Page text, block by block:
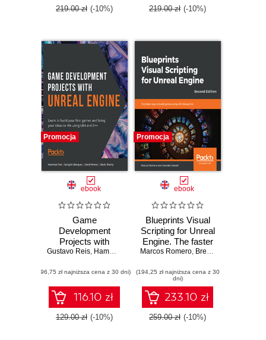
MetaHuman,
219.00 zł (-10%) 219.00 zł (-10%)
Promocja
ebook
Game
Development
Projects with
Unreal Engine.
first games and
bring your ideas to
life using UE4 and
C++
Gustavo Reis, Hammad Fozi ,Gonçalo Marques,David Pereira
(96,75 zł najniższa cena z 30 dni)
116.10 zł
129.00 zł (-10%)
Promocja
ebook
Blueprints Visual
Scripting for Unreal
Engine. The faster
way to build games
Blueprints -
Second Edition
Marcos Romero, Brenden Sewell
(194,25 zł najniższa cena z 30
dni)
233.10 zł
259.00 zł (-10%)